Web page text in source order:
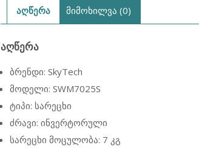
აღწერა
მიმოხილვა (0)
ᲐᲦᲬᲔᲠᲐ
ბრენდი: SkyTech
მოდელი: SWM7025S
ტიპი: სარეცხი
ძრავი: ინვერტორული
სარეცხი მოცულობა: 7 კგ